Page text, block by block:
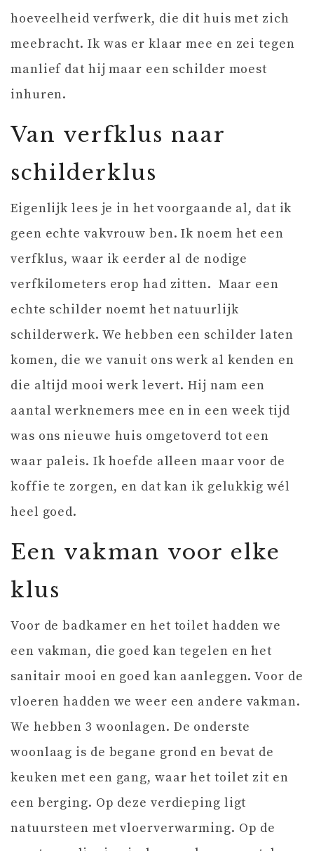
hoeveelheid verfwerk, die dit huis met zich
meebracht. Ik was er klaar mee en zei tegen
manlief dat hij maar een schilder moest
inhuren.
Van verfklus naar
schilderklus
Eigenlijk lees je in het voorgaande al, dat ik
geen echte vakvrouw ben. Ik noem het een
verfklus, waar ik eerder al de nodige
verfkilometers erop had zitten. Maar een
echte schilder noemt het natuurlijk
schilderwerk. We hebben een schilder laten
komen, die we vanuit ons werk al kenden en
die altijd mooi werk levert. Hij nam een
aantal werknemers mee en in een week tijd
was ons nieuwe huis omgetoverd tot een
waar paleis. Ik hoefde alleen maar voor de
koffie te zorgen, en dat kan ik gelukkig wél
heel goed.
Een vakman voor elke
klus
Voor de badkamer en het toilet hadden we
een vakman, die goed kan tegelen en het
sanitair mooi en goed kan aanleggen. Voor de
vloeren hadden we weer een andere vakman.
We hebben 3 woonlagen. De onderste
woonlaag is de begane grond en bevat de
keuken met een gang, waar het toilet zit en
een berging. Op deze verdieping ligt
natuursteen met vloerverwarming. Op de